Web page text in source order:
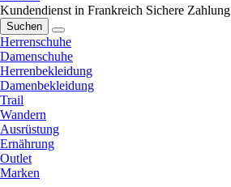
Kundendienst in Frankreich Sichere Zahlung
Suchen
Herrenschuhe
Damenschuhe
Herrenbekleidung
Damenbekleidung
Trail
Wandern
Ausrüstung
Ernährung
Outlet
Marken